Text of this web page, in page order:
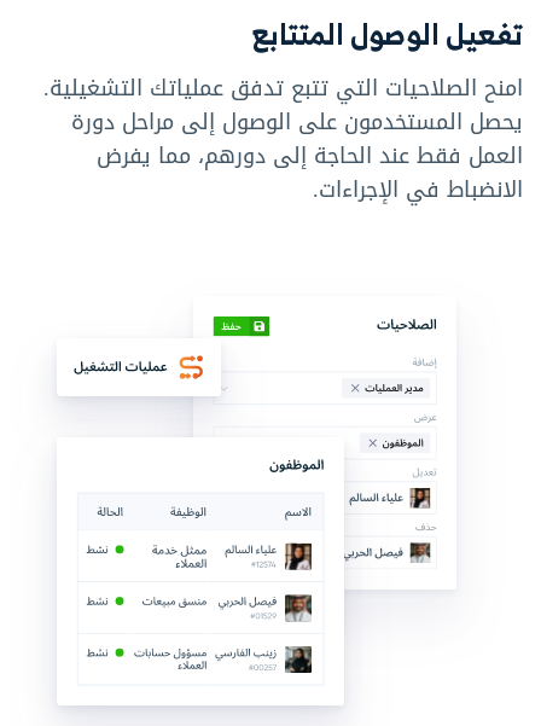
تفعيل الوصول المتتابع
امنح الصلاحيات التي تتبع تدفق عملياتك التشغيلية.
يحصل المستخدمون على الوصول إلى مراحل دورة
العمل فقط عند الحاجة إلى دورهم، مما يفرض
الانضباط في الإجراءات.